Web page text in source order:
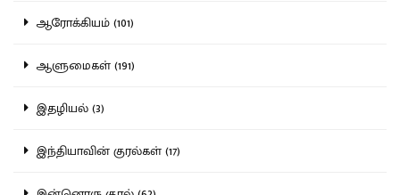
ஆரோக்கியம் (101)
ஆளுமைகள் (191)
இதழியல் (3)
இந்தியாவின் குரல்கள் (17)